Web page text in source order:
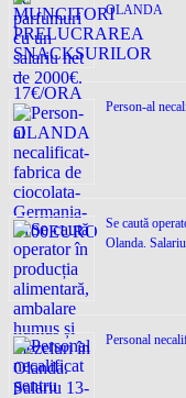
OLANDA
Person-al
Se caută
Olanda.
Personal